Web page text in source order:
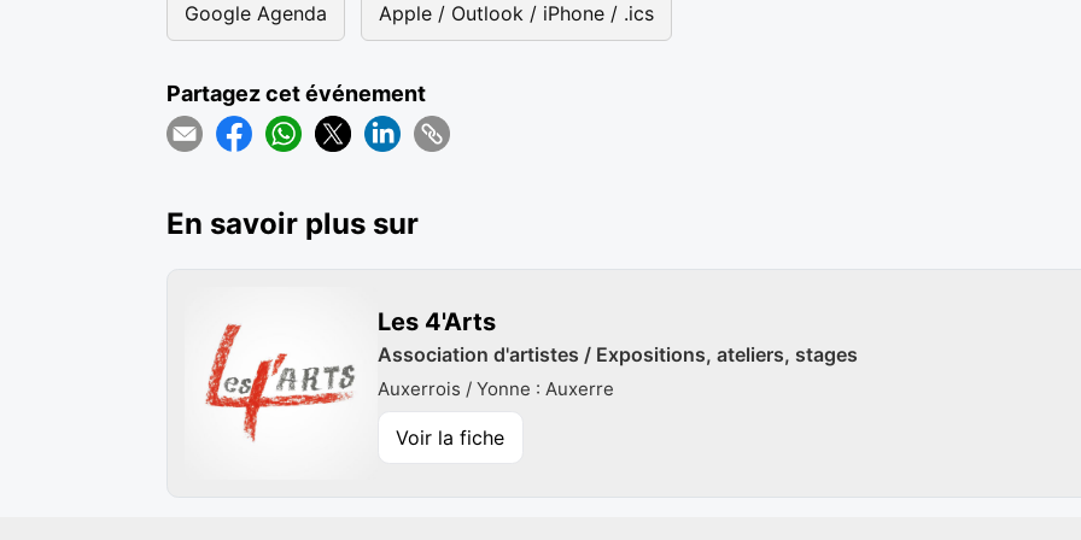
Google Agenda Apple / Outlook / iPhone / .ics
Partagez cet événement
En savoir plus sur
Les 4'Arts
Association d'artistes / Expositions, ateliers, stages
Auxerrois / Yonne : Auxerre
Voir la fiche